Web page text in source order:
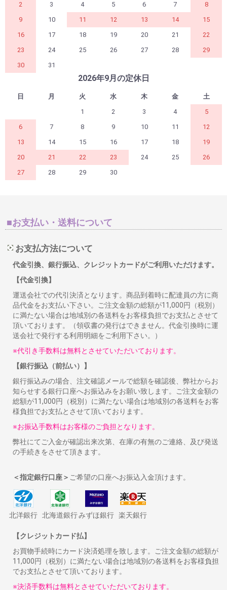
2
3 4 5 6 7
8
9
10 11 12 13 14
15
16
17 18 19 20 21
22
23
24 25 26 27 28
29
30
31
2026年9月の定休日
日 月 火 水 木 金
土
1
2 3 4
5
6
7 8 9 10 11
12
13
14 15 16 17 18
19
20
21 22 23 24 25
26
27
28 29 30
■お支払い・送料について
お支払方法について
代金引換、銀行振込、クレジットカードがご利用いただけます。
【代金引換】
運送会社での代引決済となります。商品到着時に配達員の方に商
品代金をお支払い下さい。ご注文金額の総額が11,000円（税別）
に満たない場合は地域別の各送料をお客様負担でお支払とさせて
頂いております。（領収書の発行はできません。代金引換時に運
送会社で発行する利用明細をご利用下さい。）
※代引き手数料は無料とさせていただいております。
【銀行振込（前払い）】
銀行振込みの場合、注文確認メールで総額を確認後、弊社からお
知らせする銀行口座へお振込みをお願い致します。ご注文金額の
総額が11,000円（税別）に満たない場合は地域別の各送料をお客
様負担でお支払とさせて頂いております。
※お振込手数料はお客様のご負担となります。
弊社にてご入金が確認出来次第、在庫の有無のご連絡、及び発送
の手続きをさせて頂きます。
＜指定銀行口座＞ ご希望の口座へお振込入金頂けます。
北洋銀行 北海道銀行みずほ銀行 楽天銀行
【クレジットカード払】
お買物手続時にカード決済処理を致します。ご注文金額の総額が
11,000円（税別）に満たない場合は地域別の各送料をお客様負担
でお支払とさせて頂いております。
※決済手数料は無料とさせていただいております。